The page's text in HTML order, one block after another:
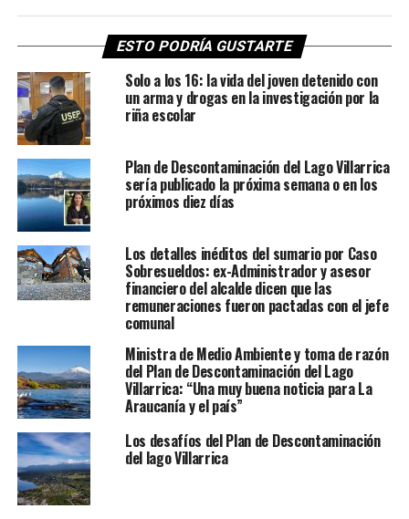
ESTO PODRÍA GUSTARTE
Solo a los 16: la vida del joven detenido con
un arma y drogas en la investigación por la
riña escolar
Plan de Descontaminación del Lago Villarrica
sería publicado la próxima semana o en los
próximos diez días
Los detalles inéditos del sumario por Caso
Sobresueldos: ex-Administrador y asesor
financiero del alcalde dicen que las
remuneraciones fueron pactadas con el jefe
comunal
Ministra de Medio Ambiente y toma de razón
del Plan de Descontaminación del Lago
Villarrica: “Una muy buena noticia para La
Araucanía y el país”
Los desafíos del Plan de Descontaminación
del lago Villarrica